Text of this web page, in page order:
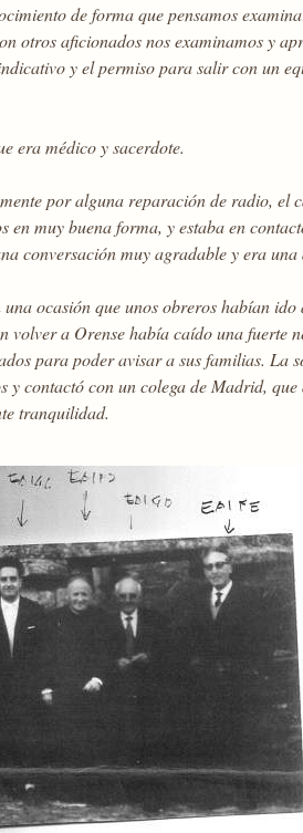
de forma que pensamos
otros aficionados nos examinamos y
y el permiso para salir con un
era médico y sacerdote.
por alguna reparación de radio, el
muy buena forma, y estaba en
conversación muy agradable y era
ocasión que unos obreros habían
a Orense había caído una fuerte
para poder avisar a sus familias. La
contactó con un colega de Madrid,
tranquilidad.